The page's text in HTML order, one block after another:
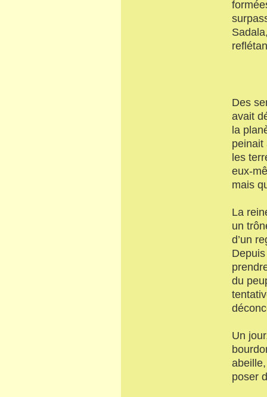
Des
avait
la
peinait
les
eux-
mais
La
un
d’un
du
Un
poser